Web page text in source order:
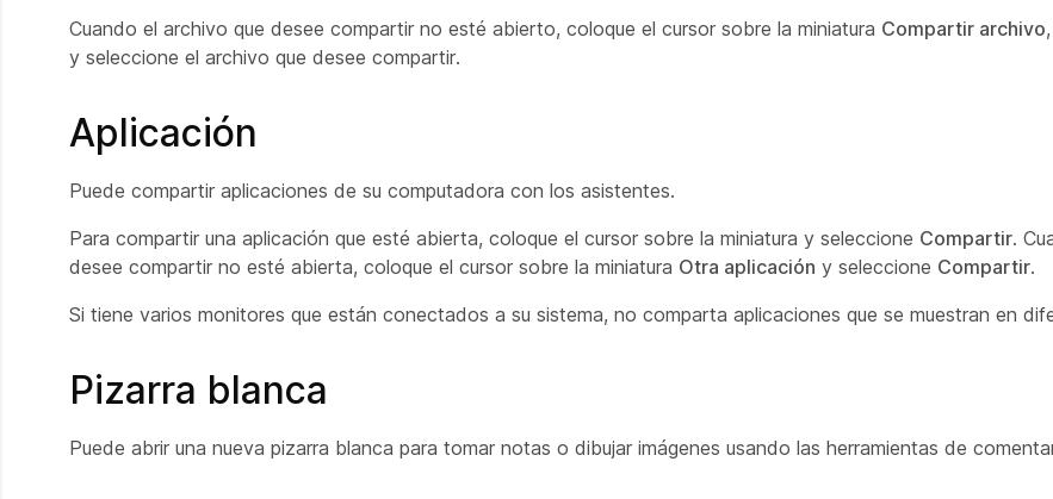
Cuando el archivo que desee compartir no esté abierto, coloque el cursor sobre la miniatura Compartir archivo
y seleccione el archivo que desee compartir.
Aplicación
Puede compartir aplicaciones de su computadora con los asistentes.
Para compartir una aplicación que esté abierta, coloque el cursor sobre la miniatura y seleccione Compartir.
desee compartir no esté abierta, coloque el cursor sobre la miniatura Otra aplicación y seleccione Compartir.
Si tiene varios monitores que están conectados a su sistema, no comparta aplicaciones que se muestran en
Pizarra blanca
Puede abrir una nueva pizarra blanca para tomar notas o dibujar imágenes usando las herramientas de